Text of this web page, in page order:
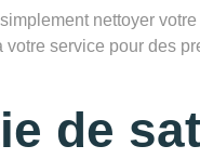
nettoyer
service pour des
de